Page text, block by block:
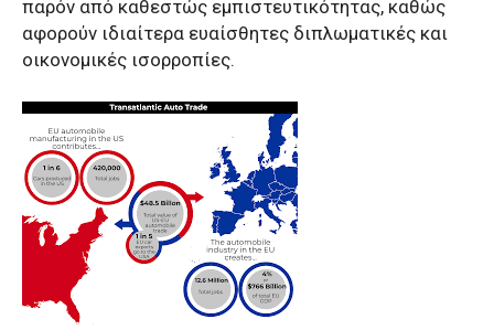
παρόν από καθεστώς εμπιστευτικότητας, καθώς
αφορούν ιδιαίτερα ευαίσθητες διπλωματικές και
οικονομικές ισορροπίες.